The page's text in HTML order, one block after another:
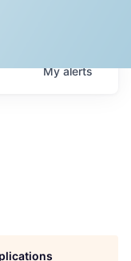
Myalerts